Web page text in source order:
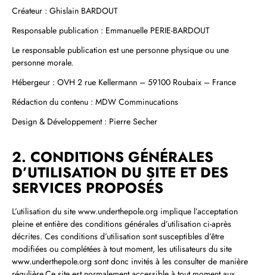
Créateur : Ghislain BARDOUT
Responsable publication : Emmanuelle PERIE‑BARDOUT
Le responsable publication est une personne physique ou une
personne morale.
Hébergeur : OVH 2 rue Kellermann – 59100 Roubaix – France
Rédaction du contenu : MDW Comminucations
Design & Développement : Pierre Secher
2. CONDITIONS GÉNÉRALES
D’UTILISATION DU SITE ET DES
SERVICES PROPOSÉS
L’utilisation du site www.underthepole.org implique l’acceptation
pleine et entière des conditions générales d’utilisation ci‑après
décrites. Ces conditions d’utilisation sont susceptibles d’être
modifiées ou complétées à tout moment, les utilisateurs du site
www.underthepole.org sont donc invités à les consulter de manière